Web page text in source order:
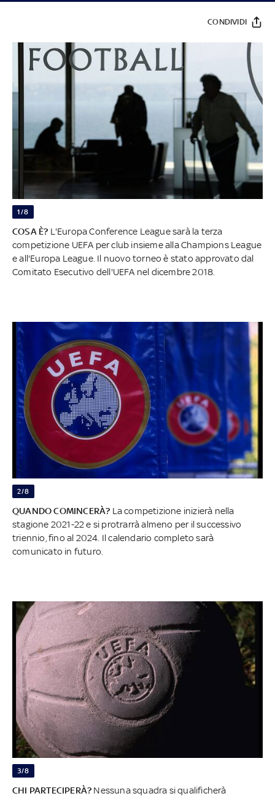
CONDIVIDI
1/8
COSA È? L'Europa Conference League sarà la terza
competizione UEFA per club insieme alla Champions League
e all'Europa League. Il nuovo torneo è stato approvato dal
Comitato Esecutivo dell'UEFA nel dicembre 2018.
2/8
QUANDO COMINCERÀ? La competizione inizierà nella
stagione 2021-22 e si protrarrà almeno per il successivo
triennio, fino al 2024. Il calendario completo sarà
comunicato in futuro.
3/8
CHI PARTECIPERÀ? Nessuna squadra si qualificherà